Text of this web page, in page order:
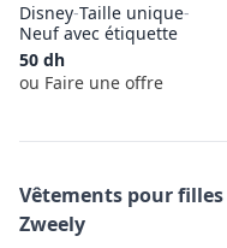
Disney-Taille unique-
Neuf avec étiquette
50 dh
ou Faire une offre
Vêtements pour filles
Zweely